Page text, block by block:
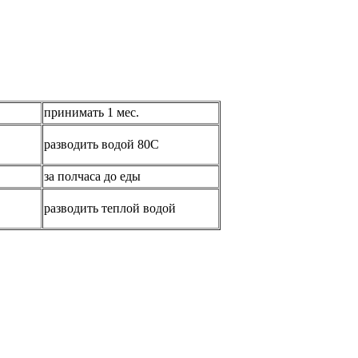
принимать 1 мес.
разводить водой 80С
за полчаса до еды
разводить теплой водой